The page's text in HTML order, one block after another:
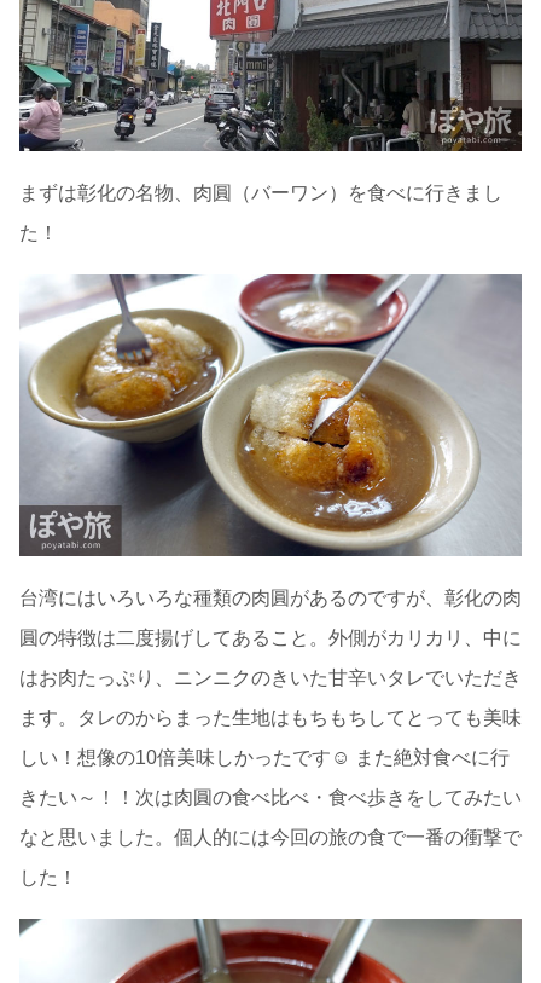
まずは彰化の名物、肉圓（バーワン）を食べに行きまし
た！
台湾にはいろいろな種類の肉圓があるのですが、彰化の肉
圓の特徴は二度揚げしてあること。外側がカリカリ、中に
はお肉たっぷり、ニンニクのきいた甘辛いタレでいただき
ます。タレのからまった生地はもちもちしてとっても美味
しい！想像の10倍美味しかったです☺ また絶対食べに行
きたい～！！次は肉圓の食べ比べ・食べ歩きをしてみたい
なと思いました。個人的には今回の旅の食で一番の衝撃で
した！